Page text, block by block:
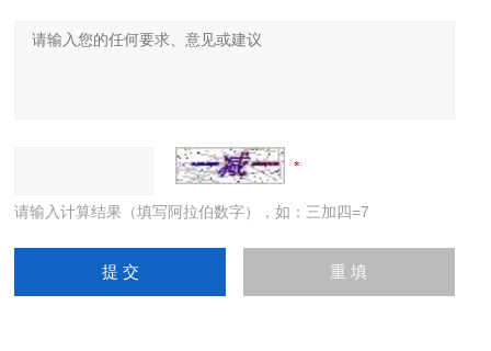
请输入计算结果（填写阿拉伯数字），如：三加四=7